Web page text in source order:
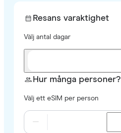
Resans varaktighet
Välj antal dagar
Hur många personer?
Välj ett eSIM per person